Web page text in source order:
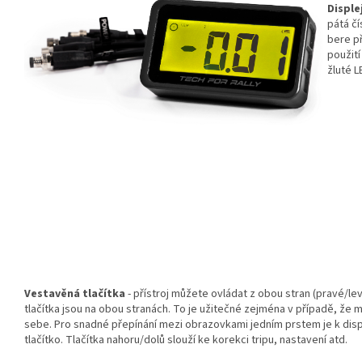
pátá
bere
žluté
Vestavěná tlačítka - přístroj můžete ovládat z obou stran (pravé/
tlačítka jsou na obou stranách. To je užitečné zejména v případě, že
sebe. Pro snadné přepínání mezi obrazovkami jedním prstem je k
tlačítko. Tlačítka nahoru/dolů slouží ke korekci tripu, nastavení atd.